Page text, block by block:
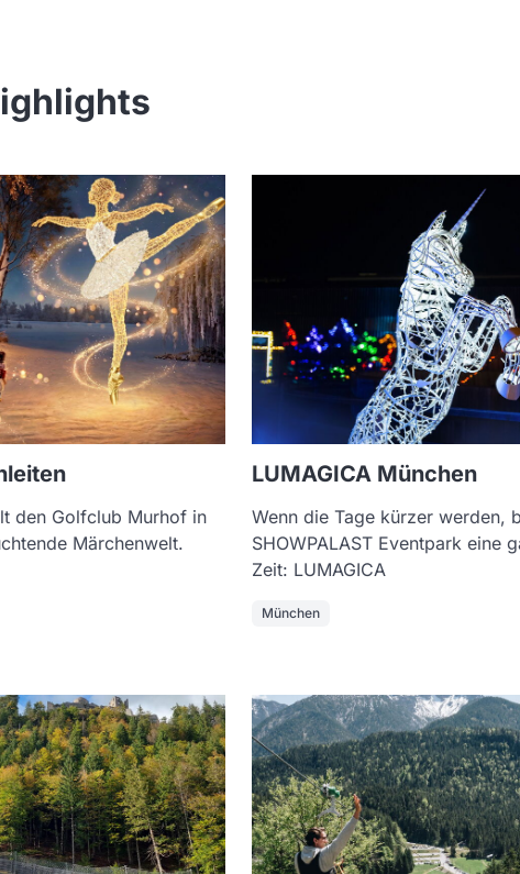
den Golfclub Murhof in
Märchenwelt.
LUMAGICA München
Wenn die Tage kürzer werden,
SHOWPALAST Eventpark eine
Zeit: LUMAGICA
München